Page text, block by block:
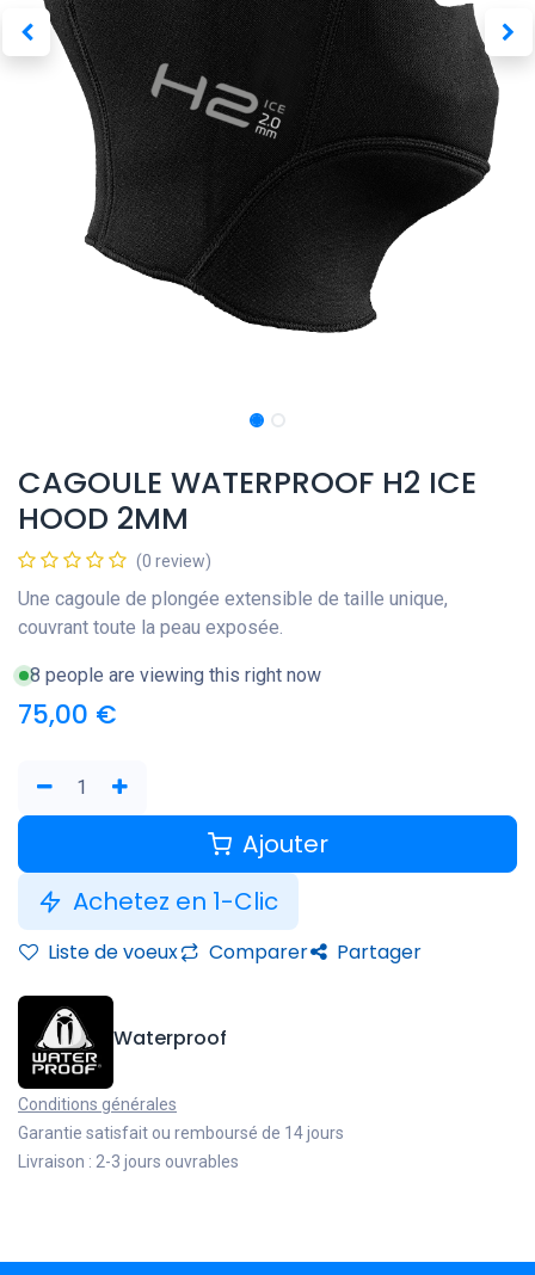
CAGOULE WATERPROOF H2 ICE
HOOD 2MM
(0 review)
Une cagoule de plongée extensible de taille unique,
couvrant toute la peau exposée.
8 people are viewing this right now
75,00 €
Ajouter
Achetez en 1-Clic
Liste de voeux Comparer Partager
Waterproof
Conditions générales
Garantie satisfait ou remboursé de 14 jours
Livraison : 2-3 jours ouvrables